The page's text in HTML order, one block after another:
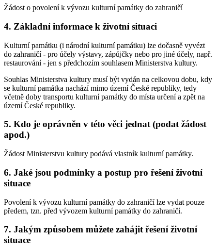
Žádost o povolení k vývozu kulturní památky do zahraničí
4. Základní informace k životní situaci
Kulturní památku (i národní kulturní památku) lze dočasně vyvézt
do zahraničí - pro účely výstavy, zápůjčky nebo pro jiné účely, např.
restaurování - jen s předchozím souhlasem Ministerstva kultury.
Souhlas Ministerstva kultury musí být vydán na celkovou dobu, kdy
se kulturní památka nachází mimo území České republiky, tedy
včetně doby transportu kulturní památky do místa určení a zpět na
území České republiky.
5. Kdo je oprávněn v této věci jednat (podat žádost
apod.)
Žádost Ministerstvu kultury podává vlastník kulturní památky.
6. Jaké jsou podmínky a postup pro řešení životní
situace
Povolení k vývozu kulturní památky do zahraničí lze vydat pouze
předem, tzn. před vývozem kulturní památky do zahraničí.
7. Jakým způsobem můžete zahájit řešení životní
situace